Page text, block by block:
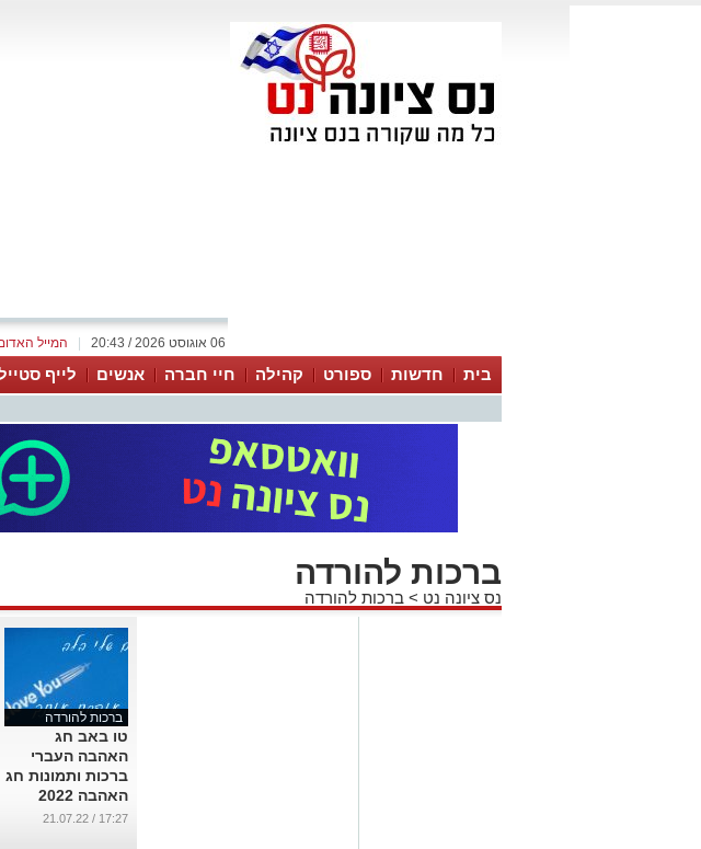
המייל 06 אוגוסט 2026 / 20:43
בית חדשות ספורט קהילה חיי חברה אנשים לייף
ברכות להורדה
נס ציונה נט > ברכות להורדה
ברכות להורדה
טו באב חג
האהבה העברי
ברכות ותמונות חג
האהבה 2022
...
17:27 / 21.07.22